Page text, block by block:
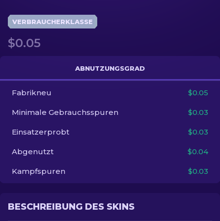
Handschuh
Andere
DE
VERBRAUCHERKLASSE
$0.05
ABNUTZUNGSGRAD
Fabrikneu $0.05
Minimale Gebrauchsspuren $0.03
Einsatzerprobt $0.03
Abgenutzt $0.04
Kampfspuren $0.03
BESCHREIBUNG DES SKINS